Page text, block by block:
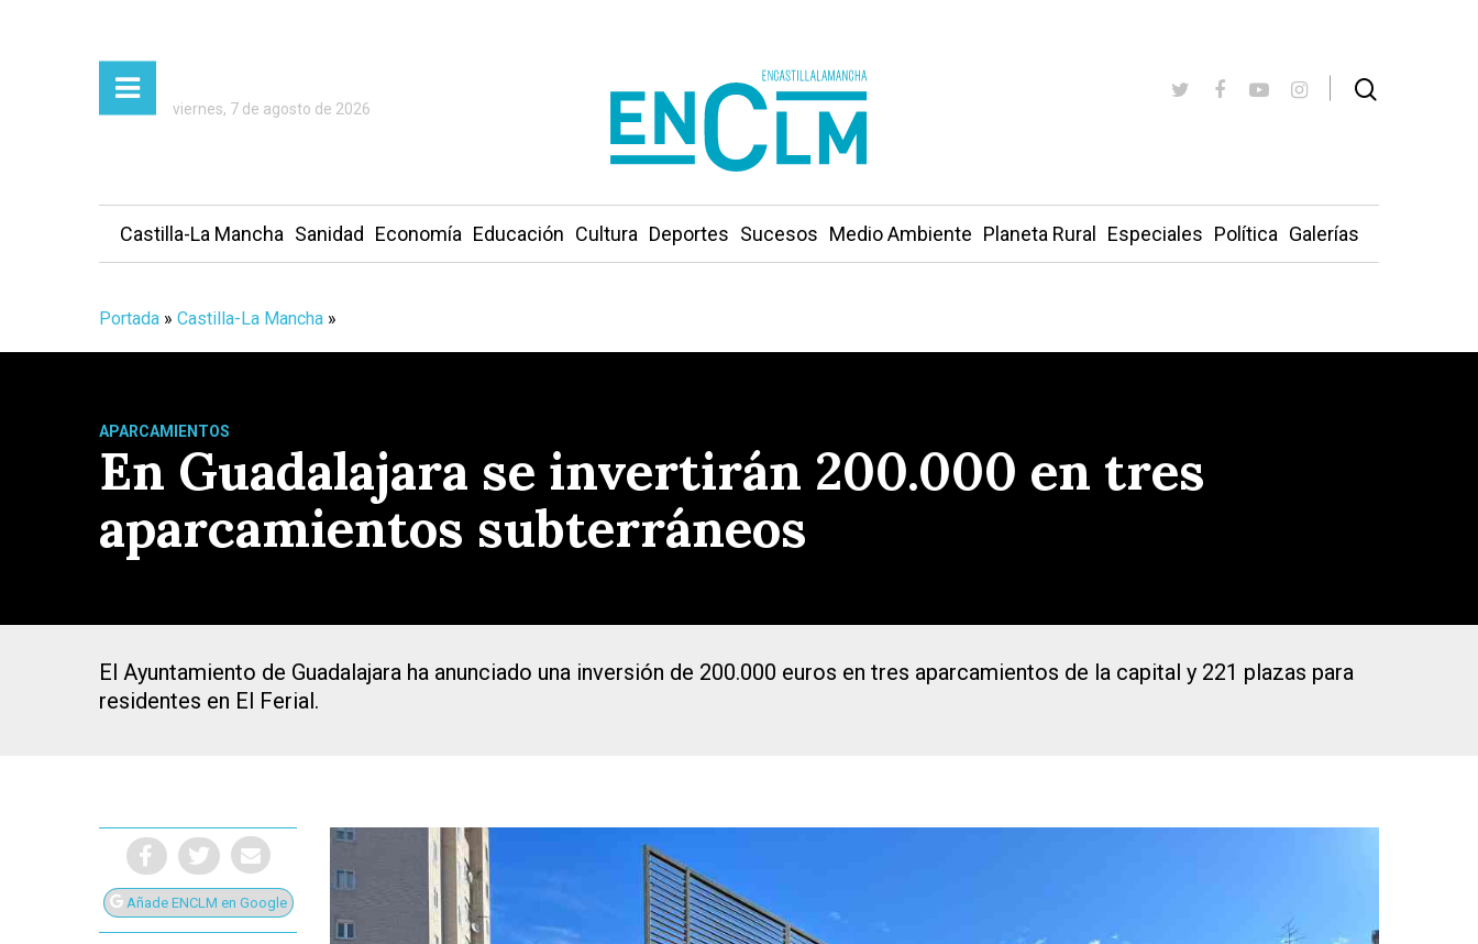
Presiona Intro para buscar o ESC para cerrar
viernes, 7 de agosto de 2026
Castilla-La Mancha Sanidad Economía Educación Cultura Deportes Sucesos Medio Ambiente Planeta Rural Especiales Política Galerías
Portada » Castilla-La Mancha »
APARCAMIENTOS
En Guadalajara se invertirán 200.000 en tres
aparcamientos subterráneos
El Ayuntamiento de Guadalajara ha anunciado una inversión de 200.000 euros en tres aparcamientos de la capital y 221 plazas para
residentes en El Ferial.
Añade ENCLM en Google